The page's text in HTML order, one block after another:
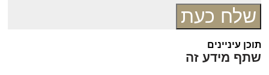
שלח כעת
עיניינים
מידע זה